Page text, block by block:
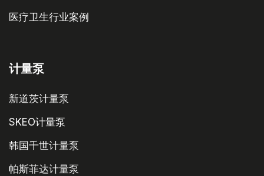
医疗卫生行业案例
计量泵
新道茨计量泵
SKEO计量泵
韩国千世计量泵
帕斯菲达计量泵